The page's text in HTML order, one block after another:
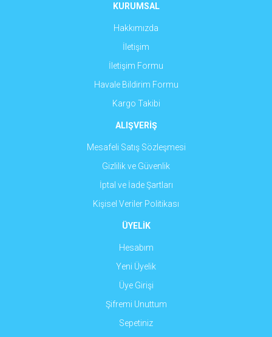
Ürün fiyatı diğer sitelerden daha pahalı.
Gönder
KURUMSAL
Hakkımızda
İletişim
İletişim Formu
Havale Bildirim Formu
Kargo Takibi
ALIŞVERİŞ
Mesafeli Satış Sözleşmesi
Gizlilik ve Güvenlik
İptal ve İade Şartları
Kişisel Veriler Politikası
ÜYELİK
Hesabım
Yeni Üyelik
Üye Girişi
Şifremi Unuttum
Sepetiniz